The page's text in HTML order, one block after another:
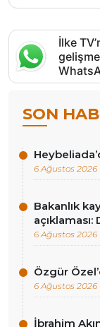
İlke
SON
6 Ağustos 2026
Bakanlık
6 Ağustos 2026
Özgür
6 Ağustos 2026
İbrahim